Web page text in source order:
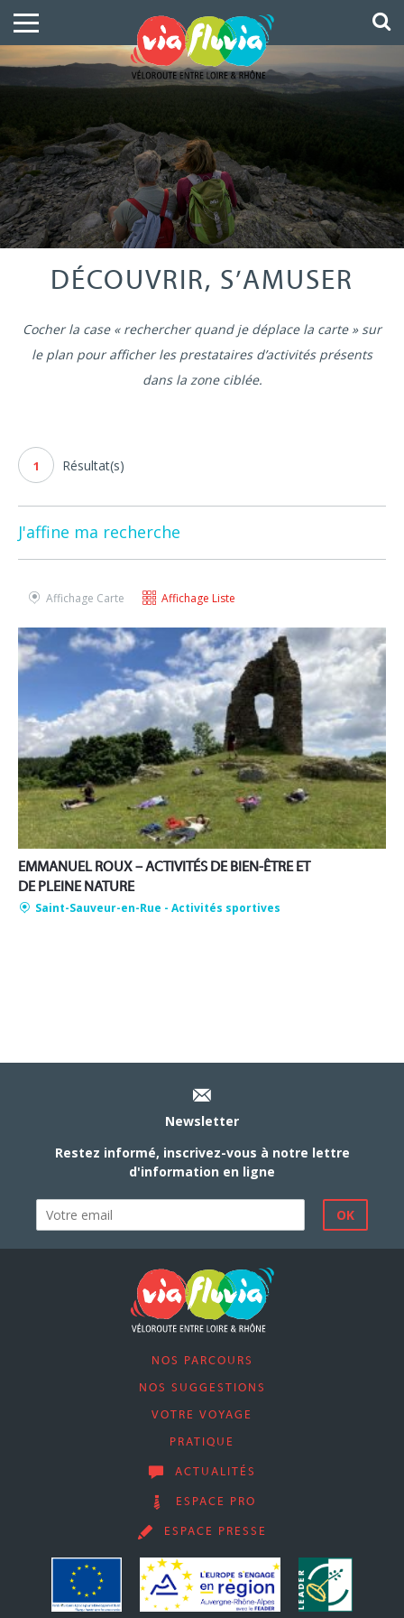
DÉCOUVRIR, S’AMUSER
Cocher la case « rechercher quand je déplace la carte » sur
le plan pour afficher les prestataires d’activités présents
dans la zone ciblée.
1 Résultat(s)
J'affine ma recherche
Affichage Carte Affichage Liste
EMMANUEL ROUX – ACTIVITÉS DE BIEN-ÊTRE ET
DE PLEINE NATURE
Saint-Sauveur-en-Rue - Activités sportives
Newsletter
Restez informé, inscrivez-vous à notre lettre
d'information en ligne
NOS PARCOURS
NOS SUGGESTIONS
VOTRE VOYAGE
PRATIQUE
ACTUALITÉS
ESPACE PRO
ESPACE PRESSE